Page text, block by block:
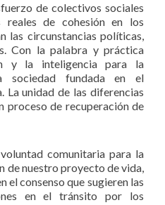
de colectivos sociales
reales de cohesión en los
las circunstancias políticas,
Con la palabra y práctica
y la inteligencia para la
sociedad fundada en el
La unidad de las diferencias
proceso de recuperación de
comunitaria para la
de nuestro proyecto de vida,
el consenso que sugieren las
en el tránsito por los